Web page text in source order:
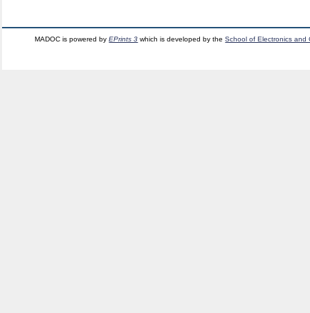
MADOC is powered byEPrints 3 which is developed by theSchool of Electronics and